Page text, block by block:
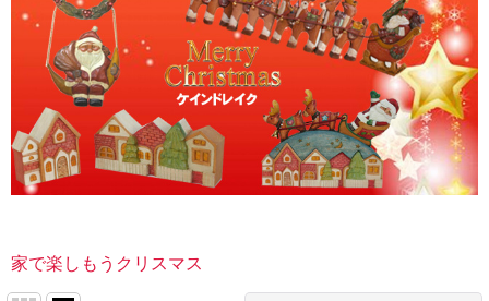
家で楽しもうクリスマス